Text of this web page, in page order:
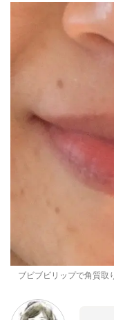
ブビブビリップで角質取